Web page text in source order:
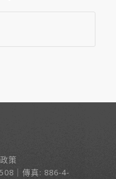
策
｜傳真: 886-4-